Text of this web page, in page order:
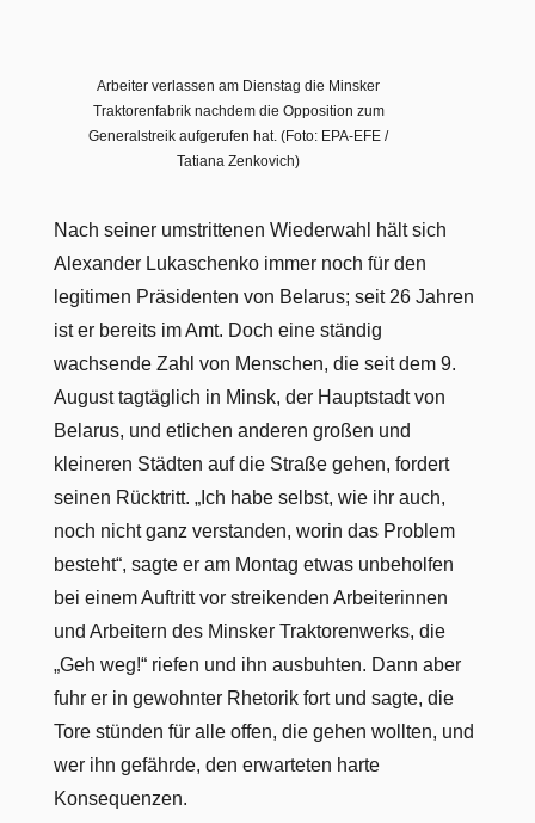
Arbeiter verlassen am Dienstag die Minsker
Traktorenfabrik nachdem die Opposition zum
Generalstreik aufgerufen hat. (Foto: EPA-EFE /
Tatiana Zenkovich)
Nach seiner umstrittenen Wiederwahl hält sich
Alexander Lukaschenko immer noch für den
legitimen Präsidenten von Belarus; seit 26 Jahren
ist er bereits im Amt. Doch eine ständig
wachsende Zahl von Menschen, die seit dem 9.
August tagtäglich in Minsk, der Hauptstadt von
Belarus, und etlichen anderen großen und
kleineren Städten auf die Straße gehen, fordert
seinen Rücktritt. „Ich habe selbst, wie ihr auch,
noch nicht ganz verstanden, worin das Problem
besteht“, sagte er am Montag etwas unbeholfen
bei einem Auftritt vor streikenden Arbeiterinnen
und Arbeitern des Minsker Traktorenwerks, die
„Geh weg!“ riefen und ihn ausbuhten. Dann aber
fuhr er in gewohnter Rhetorik fort und sagte, die
Tore stünden für alle offen, die gehen wollten, und
wer ihn gefährde, den erwarteten harte
Konsequenzen.